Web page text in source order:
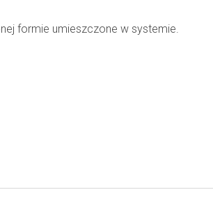
formie umieszczone w systemie.